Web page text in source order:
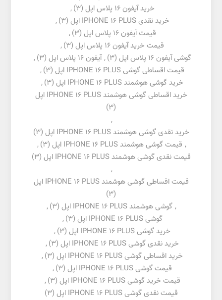
خرید آیفون 16 پلاس اپل
(3)
,
خرید نقدی IPHONE 16 PLUS اپل
(3)
,
قیمت آیفون 16 پلاس اپل
(3)
,
قیمت خرید آیفون 16 پلاس اپل
(3)
,
گوشی آیفون 16 پلاس اپل
(3)
, آیفون 16 پلاس اپل (3)
,
قیمت اقساطی گوشی IPHONE 16 PLUS اپل
(3)
,
خرید گوشی هوشمند IPHONE 16 PLUS اپل
(3)
,
خرید اقساطی گوشی هوشمند IPHONE 16 PLUS اپل
(3)
,
خرید نقدی گوشی هوشمند IPHONE 16 PLUS اپل
(3)
, قیمت گوشی هوشمند IPHONE 16 PLUS اپل (3)
,
قیمت نقدی گوشی هوشمند IPHONE 16 PLUS اپل
(3)
,
قیمت اقساطی گوشی هوشمند IPHONE 16 PLUS اپل
(3)
, گوشی هوشمند IPHONE 16 PLUS اپل (3)
,
گوشی IPHONE 16 PLUS اپل
(3)
,
خرید گوشی IPHONE 16 PLUS اپل
(3)
,
خرید نقدی گوشی IPHONE 16 PLUS اپل
(3)
,
خرید اقساطی گوشی IPHONE 16 PLUS اپل
(3)
,
قیمت گوشی IPHONE 16 PLUS اپل
(3)
,
قیمت خرید گوشی IPHONE 16 PLUS اپل
(3)
,
قیمت نقدی گوشی IPHONE 16 PLUS اپل
(3)